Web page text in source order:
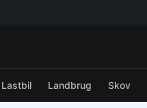
Lastbil Landbrug Skov